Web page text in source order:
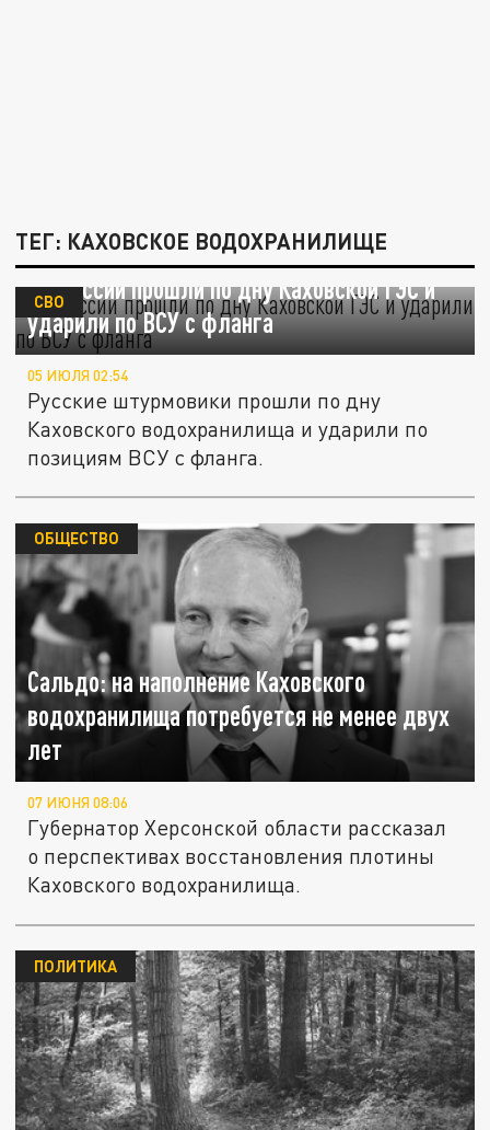
ТЕГ: КАХОВСКОЕ ВОДОХРАНИЛИЩЕ
ВС России прошли по дну Каховской ГЭС и
ударили по ВСУ с фланга
СВО
05 ИЮЛЯ 02:54
Русские штурмовики прошли по дну
Каховского водохранилища и ударили по
позициям ВСУ с фланга.
Сальдо: на наполнение Каховского
водохранилища потребуется не менее двух
лет
ОБЩЕСТВО
07 ИЮНЯ 08:06
Губернатор Херсонской области рассказал
о перспективах восстановления плотины
Каховского водохранилища.
ПОЛИТИКА